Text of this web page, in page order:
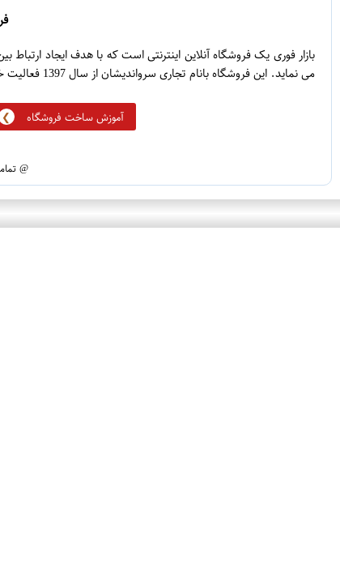
بازار فوری یک فروشگاه آنلاین اینترنتی است که با هدف ایجاد
می نماید. این فروشگاه بانام تجاری سرواندیشان از سال 1397 فعالیت خود را آغاز نموده است.
آموزش ساخت فروشگاه
@